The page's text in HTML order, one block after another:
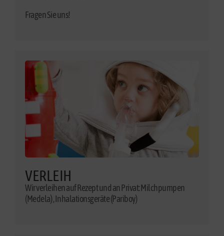
Fragen Sie uns!
VERLEIH
Wir verleihen auf Rezept und an Privat: Milchpumpen
(Medela) , Inhalationsgeräte (Pariboy)